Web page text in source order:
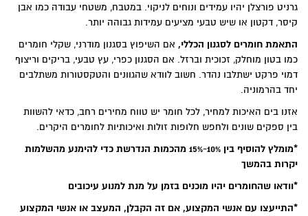
גרניט פורצלן יהיו עמידים ונוחים לניקוי. במטבח, משטחי עבודה כמו אבן
קיסר, דקטון או שיש טבעי מציעים עמידות גבוהה יותר.
התאמת חומרים לסגנון הכללי, אם השיפוץ בסגנון מודרני, שקלי חומרים
כמו בטון מוחלק, זכוכית וברזל. אם הסגנון כפרי, עץ טבעי, בריקים וריצוף
דמוי פרקט ישתלבו נהדר. חשוב לוודא שהגוונים והטקסטורות משתלבים
יחד בהרמוניה.
אזנו בים האיכות למחיר, לכל חומר יש טווח מחירים רחב, כדאי להשוות
בין ספקים שונים ולחפש חלופות זולות ואיכותיות לחומרים היקרים.
*מומלץ להוסיף בין 10%-15% מהכמות הנדרשת כדי להימנע מהשלמות
יקרות בהמשך
*וודאו שהחומרים יהיו מוכנים בזמן על מנת למנוע עיכובים
*התייעצו עם אנשי המקצוע, אם זה הקבלן, המעצב או אנשי המקצוע